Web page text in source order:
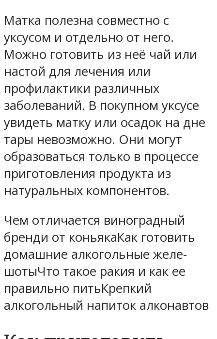
Матка полезна совместно с
уксусом и отдельно от него.
Можно готовить из неё чай или
настой для лечения или
профилактики различных
заболеваний. В покупном уксусе
увидеть матку или осадок на дне
тары невозможно. Они могут
образоваться только в процессе
приготовления продукта из
натуральных компонентов.
Чем отличается виноградный
бренди от коньякаКак готовить
домашние алкогольные желе-
шотыЧто такое ракия и как ее
правильно питьКрепкий
алкогольный напиток алконавтов